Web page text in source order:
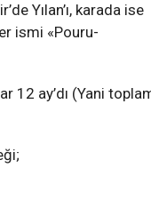
Yılan’ı, karada ise
ismi «Pouru-
12 ay’dı (Yani